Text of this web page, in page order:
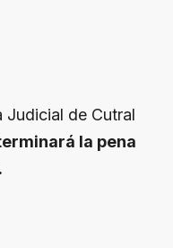
Judicial de Cutral
la pena